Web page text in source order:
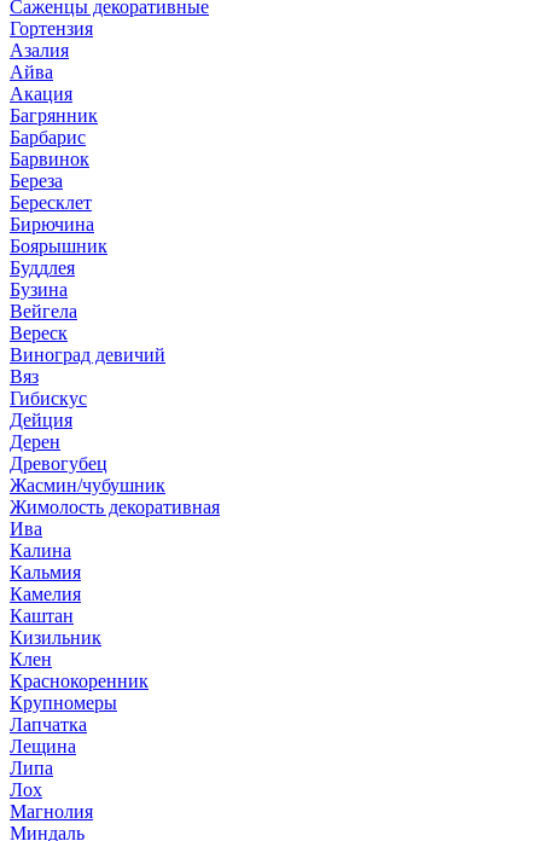
Саженцы декоративные
Гортензия
Азалия
Айва
Акация
Багрянник
Барбарис
Барвинок
Береза
Бересклет
Бирючина
Боярышник
Буддлея
Бузина
Вейгела
Вереск
Виноград девичий
Вяз
Гибискус
Дейция
Дерен
Древогубец
Жасмин/чубушник
Жимолость декоративная
Ива
Калина
Кальмия
Камелия
Каштан
Кизильник
Клен
Краснокоренник
Крупномеры
Лапчатка
Лещина
Липа
Лох
Магнолия
Миндаль